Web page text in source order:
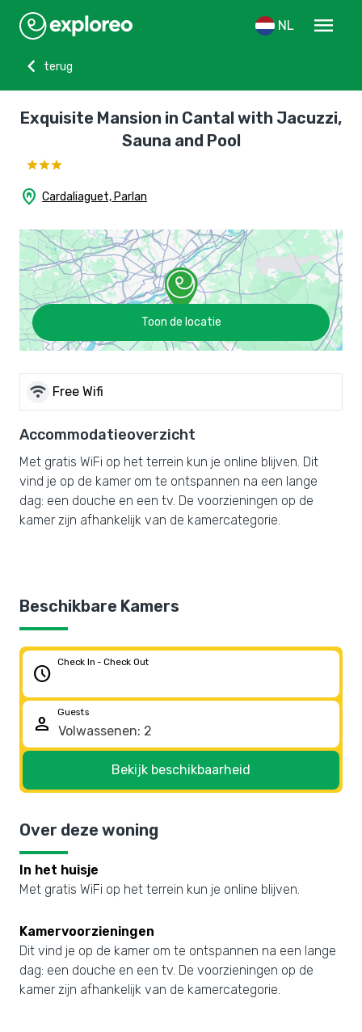
NL
menu
chevron_left
terug
Exquisite Mansion in Cantal with Jacuzzi,
Sauna and Pool
home_pin Cardaliaguet, Parlan
Toon de locatie
wifi Free Wifi
Accommodatieoverzicht
Met gratis WiFi op het terrein kun je online blijven. Dit
vind je op de kamer om te ontspannen na een lange
dag: een douche en een tv. De voorzieningen op de
kamer zijn afhankelijk van de kamercategorie.
Beschikbare Kamers
schedule
Check In - Check Out
person
Guests
Bekijk beschikbaarheid
Over deze woning
In het huisje
Met gratis WiFi op het terrein kun je online blijven.
Kamervoorzieningen
Dit vind je op de kamer om te ontspannen na een lange
dag: een douche en een tv. De voorzieningen op de
kamer zijn afhankelijk van de kamercategorie.